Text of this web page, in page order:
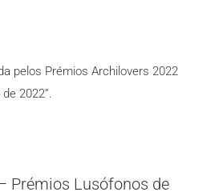
pelos Prémios Archilovers 2022
2022”.
Prémios Lusófonos de